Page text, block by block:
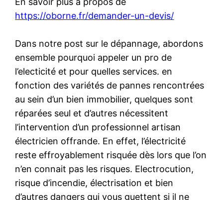
https://oborne.fr/demander-un-devis/
Dans notre post sur le dépannage, abordons
ensemble pourquoi appeler un pro de
l’electicité et pour quelles services. en
fonction des variétés de pannes rencontrées
au sein d’un bien immobilier, quelques sont
réparées seul et d’autres nécessitent
l’intervention d’un professionnel artisan
électricien offrande. En effet, l’électricité
reste effroyablement risquée dès lors que l’on
n’en connait pas les risques. Electrocution,
risque d’incendie, électrisation et bien
d’autres dangers qui vous guettent si il ne